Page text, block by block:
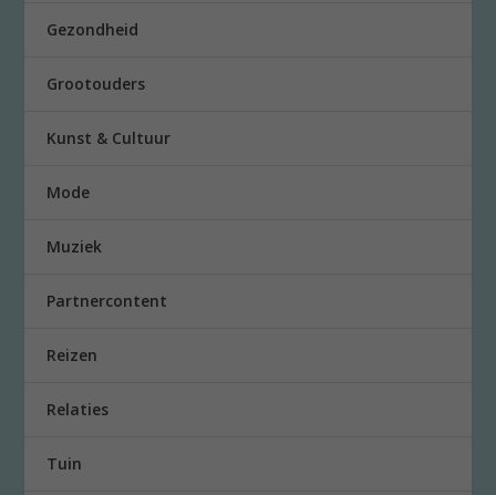
Gezondheid
Grootouders
Kunst & Cultuur
Mode
Muziek
Partnercontent
Reizen
Relaties
Tuin